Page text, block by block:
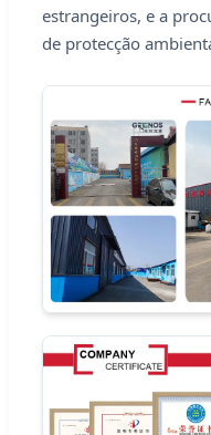
estrangeiros, e a
de protecção